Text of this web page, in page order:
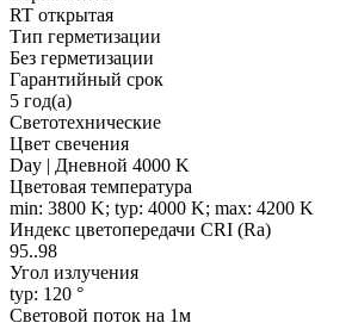
RT открытая
Тип герметизации
Без герметизации
Гарантийный срок
5 год(а)
Светотехнические
Цвет свечения
Day | Дневной 4000 K
Цветовая температура
min: 3800 K; typ: 4000 K; max: 4200 K
Индекс цветопередачи CRI (Ra)
95..98
Угол излучения
typ: 120 °
Световой поток на 1м